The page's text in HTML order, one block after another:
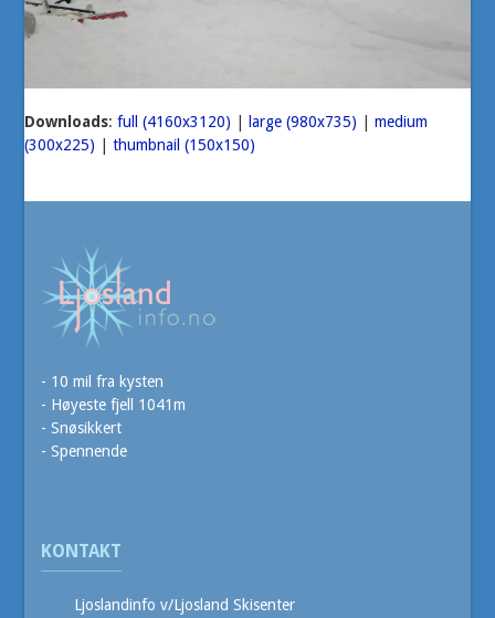
Downloads:full (4160x3120) large (980x735) |medium
(300x225) |thumbnail (150x150)
- 10 mil fra kysten
- Høyeste fjell 1041m
- Snøsikkert
- Spennende
KONTAKT
Ljoslandinfo v/Ljosland Skisenter